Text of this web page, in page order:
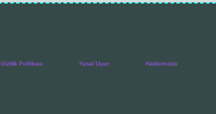
Gizlilik Politikası Yasal Uyarı Hakkımızda